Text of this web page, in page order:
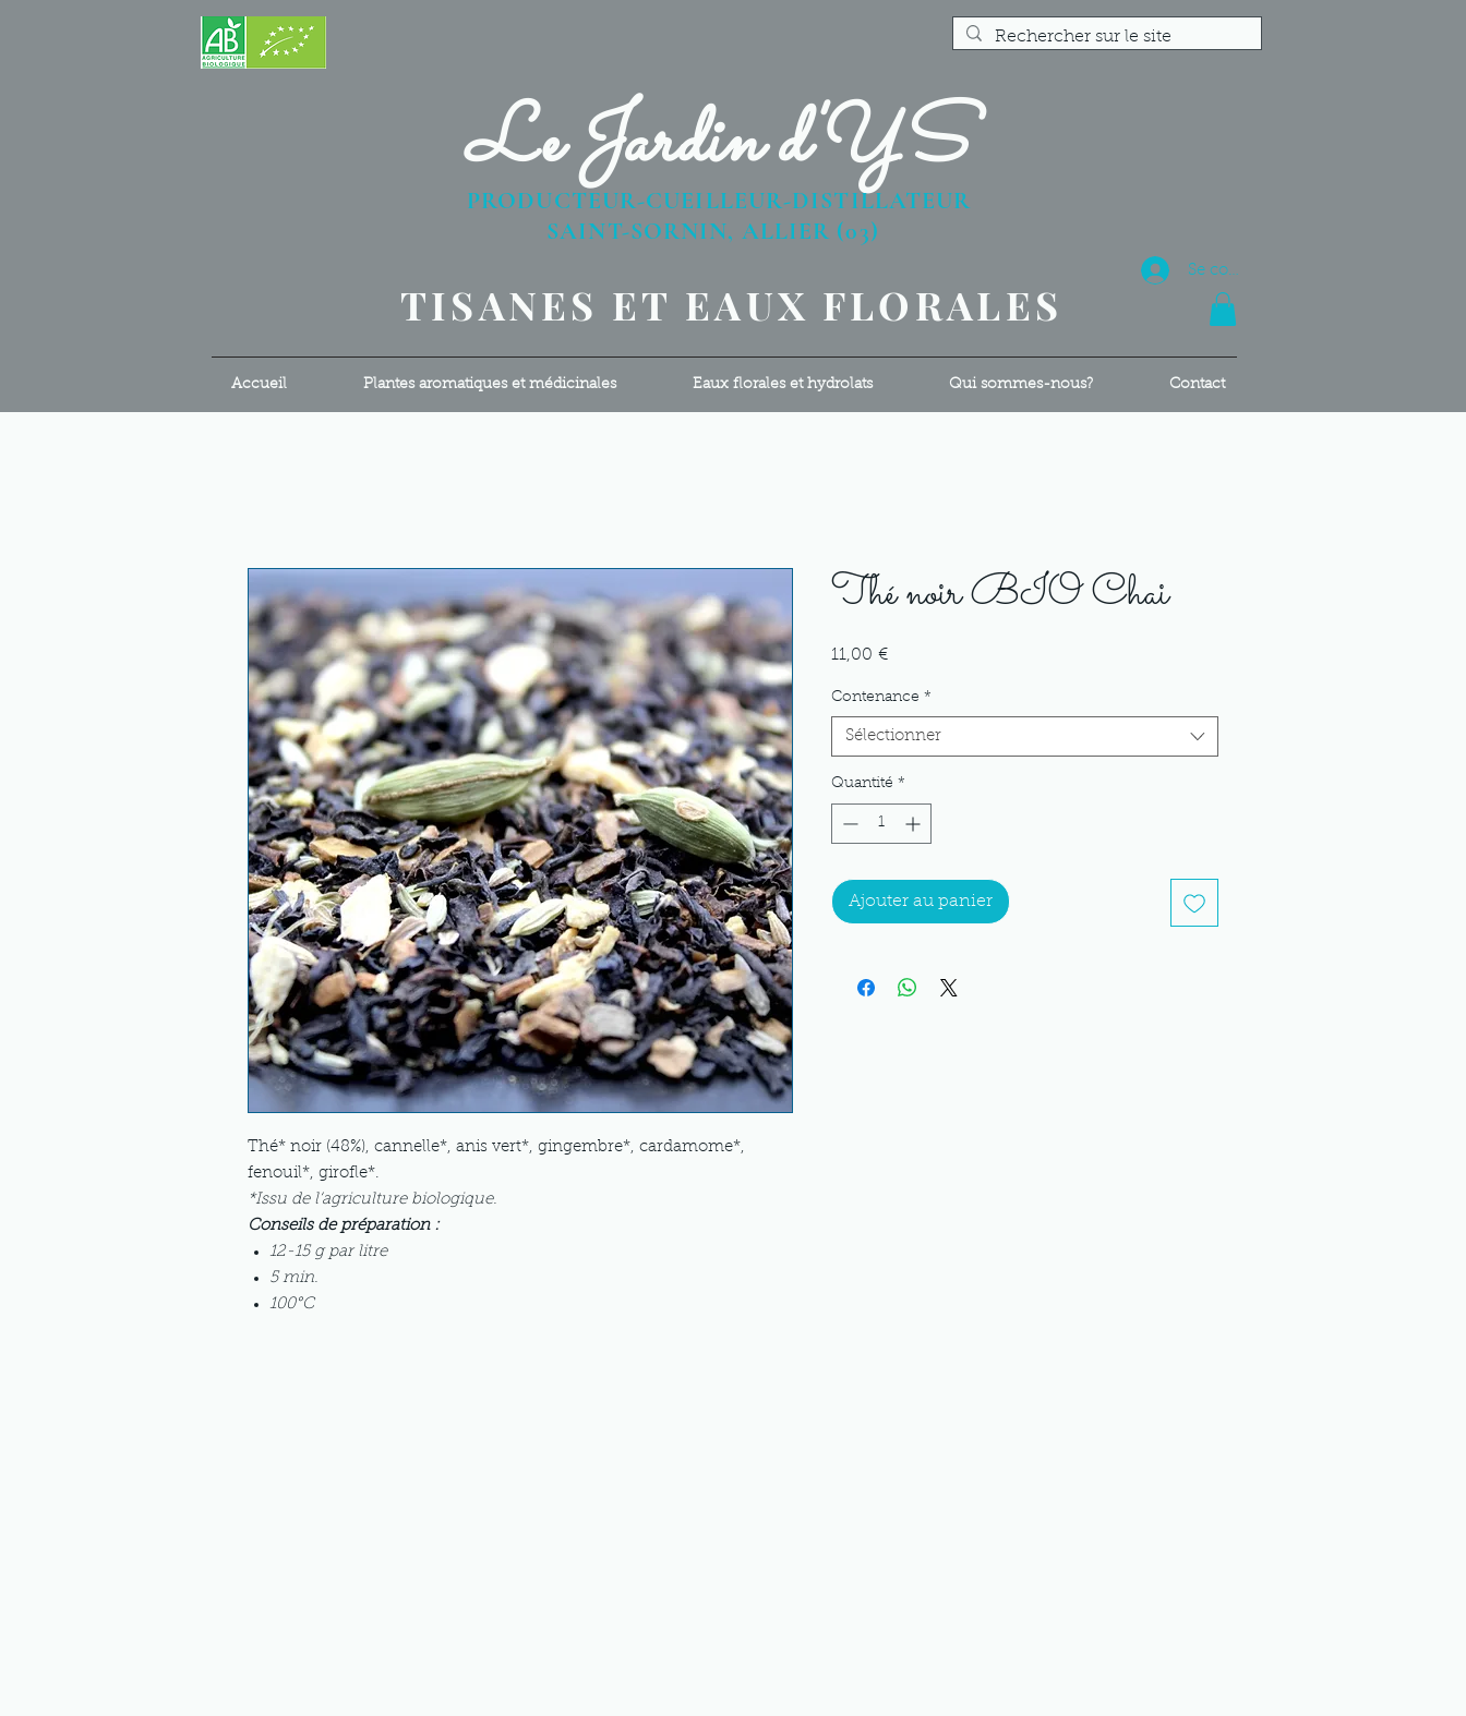
Le Jardin d'YS
PRODUCTEUR-CUEILLEUR-DISTILLATEUR
SAINT-SORNIN, ALLIER (03)
Se connecter
TISANES ET EAUX FLORALES
Accueil Plantes aromatiques et médicinales Eaux florales et hydrolats Qui sommes-nous? Contact
Thé* noir (48%), cannelle*, anis vert*, gingembre*, cardamome*,
fenouil*, girofle*.
*Issu de l‘agriculture biologique.
Conseils de préparation :
12-15 g par litre
5 min.
100°C
Thé noir BIO Chai
11,00 €Prix
Contenance *
Sélectionner
Quantité *
Ajouter au panier